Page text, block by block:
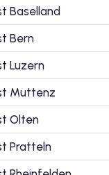
Baselland
Bern
Luzern
Muttenz
Olten
Pratteln